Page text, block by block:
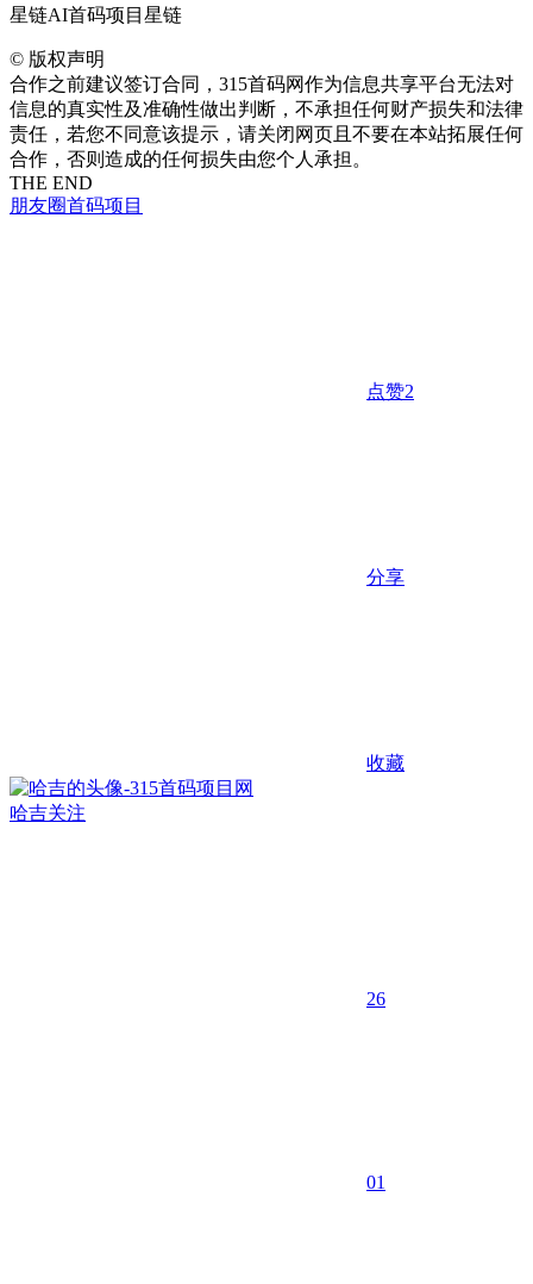
星链AI首码项目星链
© 版权声明
合作之前建议签订合同，315首码网作为信息共享平台无法对
信息的真实性及准确性做出判断，不承担任何财产损失和法律
责任，若您不同意该提示，请关闭网页且不要在本站拓展任何
合作，否则造成的任何损失由您个人承担。
THE END
朋友圈首码项目
点赞2
分享
收藏
哈吉关注
26
01